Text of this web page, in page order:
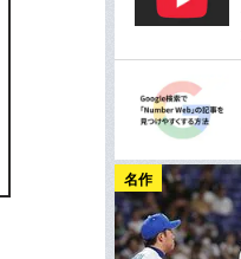
名作